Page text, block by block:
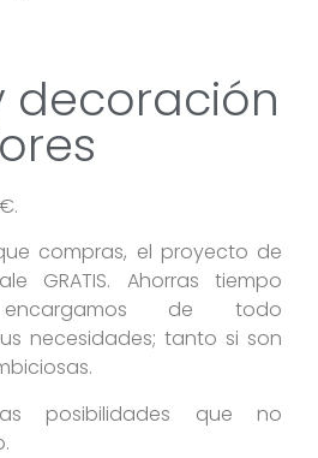
decoración
compras, el proyecto de
GRATIS. Ahorras tiempo
de todo
necesidades; tanto si son
posibilidades que no